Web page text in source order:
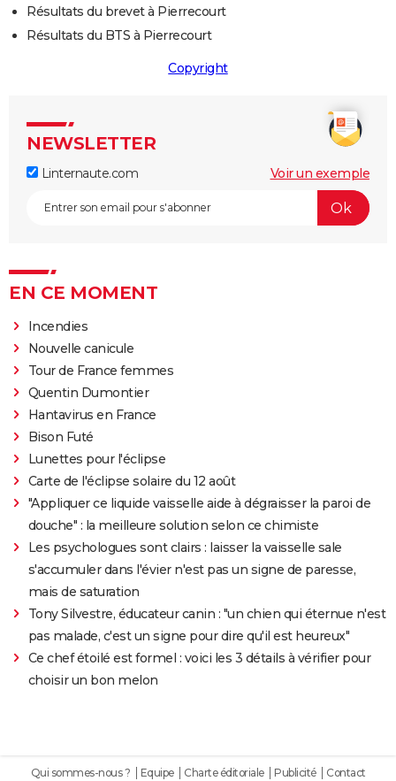
Résultats du brevet à Pierrecourt
Résultats du BTS à Pierrecourt
Copyright
NEWSLETTER
Linternaute.com Voir un exemple
EN CE MOMENT
Incendies
Nouvelle canicule
Tour de France femmes
Quentin Dumontier
Hantavirus en France
Bison Futé
Lunettes pour l'éclipse
Carte de l'éclipse solaire du 12 août
"Appliquer ce liquide vaisselle aide à dégraisser la paroi de
douche" : la meilleure solution selon ce chimiste
Les psychologues sont clairs : laisser la vaisselle sale
s'accumuler dans l'évier n'est pas un signe de paresse,
mais de saturation
Tony Silvestre, éducateur canin : "un chien qui éternue n'est
pas malade, c'est un signe pour dire qu'il est heureux"
Ce chef étoilé est formel : voici les 3 détails à vérifier pour
choisir un bon melon
Qui sommes-nous ? Equipe Charte éditoriale Publicité Contact